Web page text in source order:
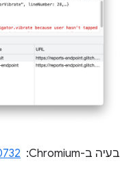
בעיה ב-Chromium: ‏